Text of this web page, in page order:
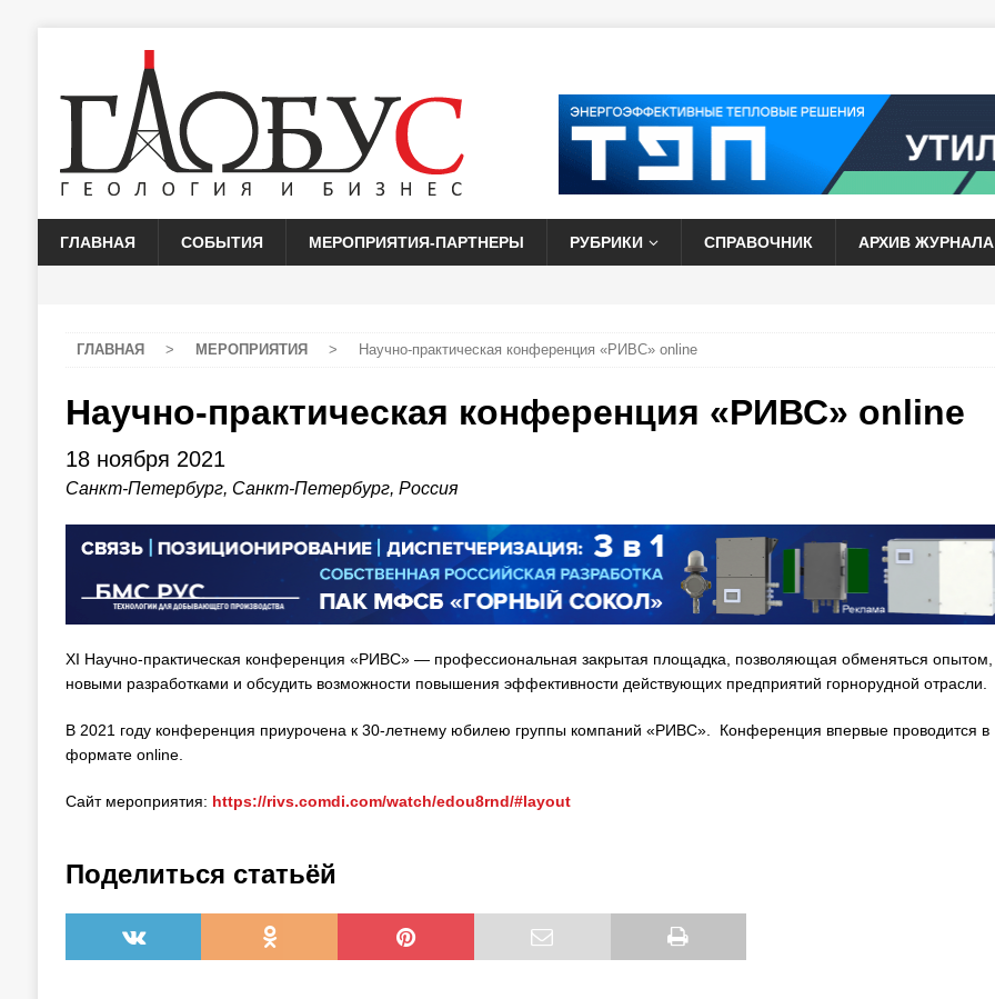
ГЛАВНАЯ СОБЫТИЯ МЕРОПРИЯТИЯ-ПАРТНЕРЫ РУБРИКИ СПРАВОЧНИК АРХИВ ЖУРНАЛА
ГЛАВНАЯ > МЕРОПРИЯТИЯ > Научно-практическая конференция «РИВС» online
Научно-практическая конференция «РИВС» online
18 ноября 2021
Санкт-Петербург, Санкт-Петербург, Россия
XI Научно-практическая конференция «РИВС» — профессиональная закрытая площадка, позволяющая обменяться опытом,
новыми разработками и обсудить возможности повышения эффективности действующих предприятий горнорудной отрасли.
В 2021 году конференция приурочена к 30-летнему юбилею группы компаний «РИВС». Конференция впервые проводится в
формате online.
Сайт мероприятия: https://rivs.comdi.com/watch/edou8rnd/#layout
Поделиться статьёй